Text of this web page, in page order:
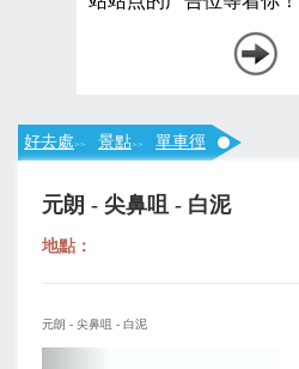
好去處>> 景點>> 單車徑
元朗 - 尖鼻咀 - 白泥
地點：
元朗 - 尖鼻咀 - 白泥